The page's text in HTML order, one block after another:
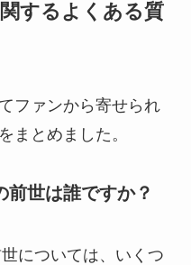
するよくある質
ファンから寄せられ
まとめました。
世は誰ですか？
については、いくつ